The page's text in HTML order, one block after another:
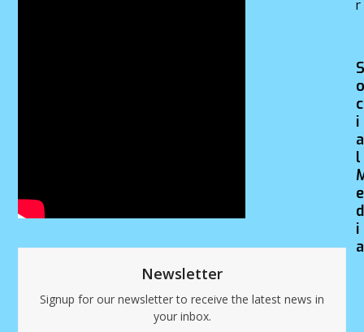
Newsletter
Signup for our newsletter to receive the latest news in
your inbox.
r
c
i
a
l
e
d
i
a